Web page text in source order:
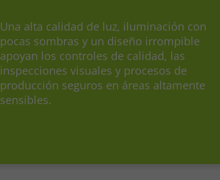
Una alta calidad de luz, iluminación con
pocas sombras y un diseño irrompible
apoyan los controles de calidad, las
inspecciones visuales y procesos de
producción seguros en áreas altamente
sensibles.